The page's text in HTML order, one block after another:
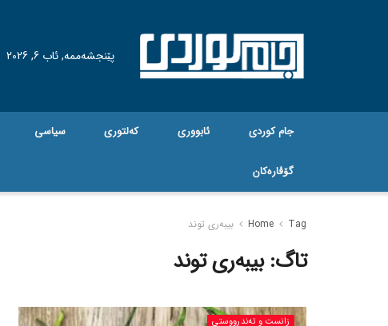
پێنجشەممە, ئاب 6, 2026
جام کوردی ئابووری کەلتوری سیاسی
گۆڤاره‌کان
Home Tag بیبەری توند
تاگ:بیبەری توند
زانست و تەندرووستی